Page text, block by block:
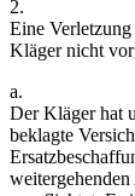
2.
Eine
Kläger nicht
a.
Der Kläger hat
beklagte